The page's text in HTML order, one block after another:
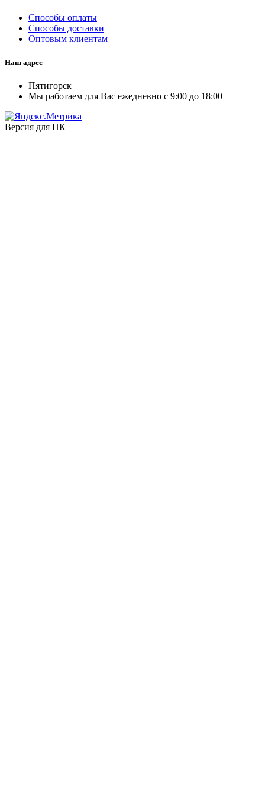
Способы оплаты
Способы доставки
Оптовым клиентам
Наш адрес
Пятигорск
Мы работаем для Вас ежедневно с 9:00 до 18:00
Версия для ПК